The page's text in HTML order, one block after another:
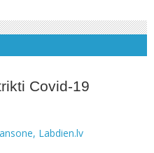
Covid-19
Labdien.lv